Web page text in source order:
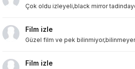
Çok oldu izleyeli,black mirror
Film izle
Güzel film ve pek
Film izle